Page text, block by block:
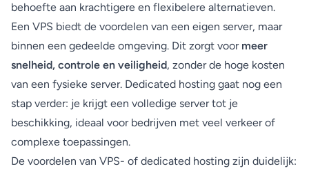
behoefte aan krachtigere en flexibelere alternatieven.
Een VPS biedt de voordelen van een eigen server, maar
binnen een gedeelde omgeving. Dit zorgt voor meer
snelheid, controle en veiligheid, zonder de hoge kosten
van een fysieke server. Dedicated hosting gaat nog een
stap verder: je krijgt een volledige server tot je
beschikking, ideaal voor bedrijven met veel verkeer of
complexe toepassingen.
De voordelen van VPS- of dedicated hosting zijn duidelijk: